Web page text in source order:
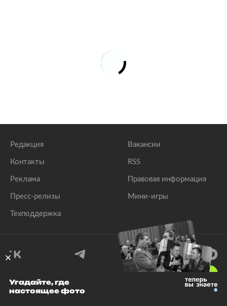
Редакция
Контакты
Реклама
Пресс-релизы
Техподдержка
Вакансии
RSS
Правовая информация
Мини-игры
© 1999–2026 Все права защищены.
Угадайте, где
настоящее фото